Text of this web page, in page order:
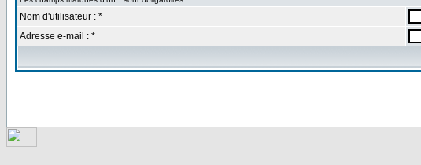
Nom d'utilisateur : *
Adresse e-mail : *